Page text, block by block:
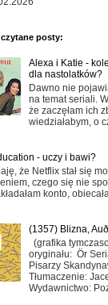
posty:
Alexa i Katie -
dla nastolatków?
Dawno nie
na temat seriali.
że zaczęłam ich
wiedziałabym, o
- uczy i bawi?
że Netflix stał się
czego się nie
konto,
(1357) Blizna,
(grafika
oryginału: Ör
Pisarzy
Tłumaczenie:
Wydawnictwo: